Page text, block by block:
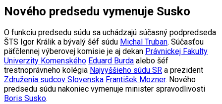
Nového predsedu vymenuje Susko
O funkciu predsedu súdu sa uchádzajú súčasný podpredseda
ŠTS Igor Králik a bývalý šéf súdu Michal Truban. Súčasťou
päťčlennej výberovej komisie je aj dekan Právnickej Fakulty
Univerzity Komenského Eduard Burda alebo šéf
trestnoprávneho kolégia Najvyššieho súdu SR a prezident
Združenia sudcov Slovenska František Mozner. Nového
predsedu súdu nakoniec vymenuje minister spravodlivosti
Boris Susko.